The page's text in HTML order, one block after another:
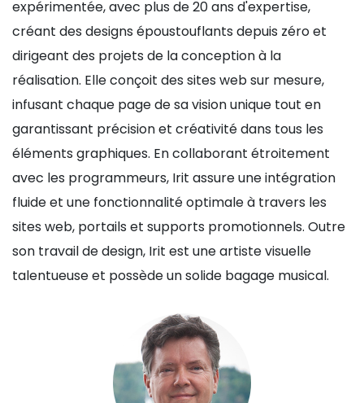
expérimentée, avec plus de 20 ans d'expertise,
créant des designs époustouflants depuis zéro et
dirigeant des projets de la conception à la
réalisation. Elle conçoit des sites web sur mesure,
infusant chaque page de sa vision unique tout en
garantissant précision et créativité dans tous les
éléments graphiques. En collaborant étroitement
avec les programmeurs, Irit assure une intégration
fluide et une fonctionnalité optimale à travers les
sites web, portails et supports promotionnels. Outre
son travail de design, Irit est une artiste visuelle
talentueuse et possède un solide bagage musical.